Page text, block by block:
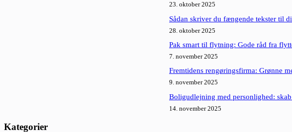
23. oktober 2025
Sådan skriver du fængende tekster til
28. oktober 2025
Pak smart til flytning: Gode råd fra
7. november 2025
Fremtidens rengøringsfirma: Grønne
9. november 2025
Boligudlejning med personlighed:
14. november 2025
Kategorier